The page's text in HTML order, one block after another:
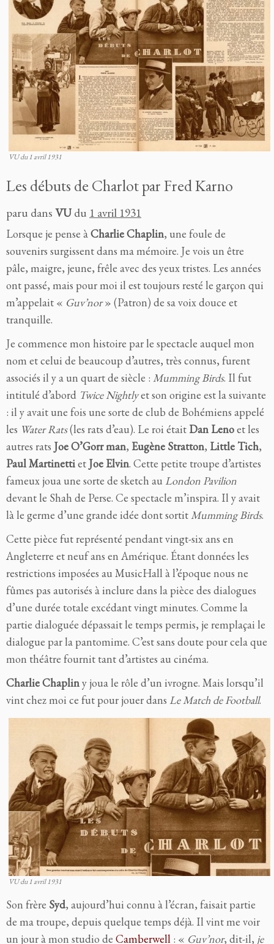
VU du 1 avril 1931
Les débuts de Charlot par Fred Karno
paru dans VUdu 1 avril 1931
Lorsque je pense àCharlie Chaplin, une foule de
souvenirs surgissent dans ma mémoire. Je vois un être
pâle, maigre, jeune, frêle avec des yeux tristes. Les années
ont passé, mais pour moi il est toujours resté le garçon qui
m’appelait « Guv’nor» (Patron) de sa voix douce et
tranquille.
Je commence mon histoire par le spectacle auquel mon
nom et celui de beaucoup d’autres, très connus, furent
associés il y a un quart de siècle : Mumming Birds. Il fut
intitulé d’abord Twice Nightlyet son origine est la suivante
: il y avait une fois une sorte de club de Bohémiens appelé
les Water Rats(les rats d’eau). Le roi était Dan Lenoet les
autres rats Joe O’Gorr man, Eugène Stratton, Little Tich,
Paul Martinettiet Joe Elvin. Cette petite troupe d’artistes
fameux joua une sorte de sketch au London Pavilion
devant le Shah de Perse. Ce spectacle m’inspira. Il y avait
là le germe d’une grande idée dont sortitMumming Birds.
Cette pièce fut représenté pendant vingt-six ans en
Angleterre et neuf ans en Amérique. Étant données les
restrictions imposées au MusicHall à l’époque nous ne
fûmes pas autorisés à inclure dans la pièce des dialogues
d’une durée totale excédant vingt minutes. Comme la
partie dialoguée dépassait le temps permis, je remplaçai le
dialogue par la pantomime. C’est sans doute pour cela que
mon théâtre fournit tant d’artistes au cinéma.
Charlie Chapliny joua le rôle d’un ivrogne. Mais lorsqu’il
vint chez moi ce fut pour jouer dans Le Match de Football.
VU du 1 avril 1931
Son frère Syd, aujourd’hui connu à l’écran, faisait partie
de ma troupe, depuis quelque temps déjà. Il vint me voir
un jour à mon studio de Camberwell : « Guv’nor, dit-il, je